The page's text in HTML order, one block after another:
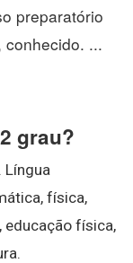
preparatório
conhecido. ...
grau?
Língua
física,
educação física,